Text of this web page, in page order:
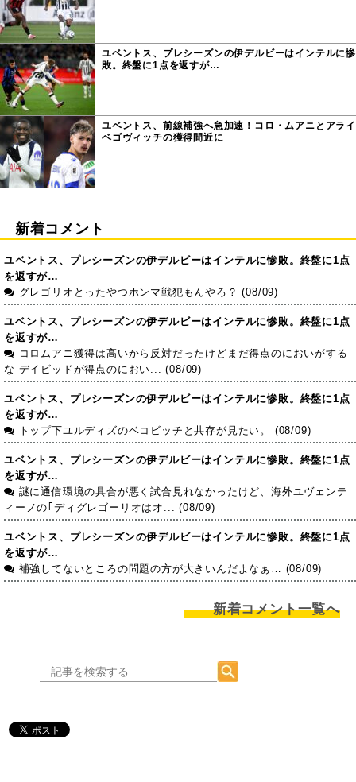
ユベントス、プレシーズンの伊デルビーはインテルに惨
敗。終盤に1点を返すが…
ユベントス、前線補強へ急加速！コロ・ムアニとアライ
ベゴヴィッチの獲得間近に
新着コメント
ユベントス、プレシーズンの伊デルビーはインテルに惨敗。終盤に1点
を返すが…
グレゴリオとったやつホンマ戦犯もんやろ？ (08/09)
ユベントス、プレシーズンの伊デルビーはインテルに惨敗。終盤に1点
を返すが…
コロムアニ獲得は高いから反対だったけどまだ得点のにおいがする
な デイビッドが得点のにおい... (08/09)
ユベントス、プレシーズンの伊デルビーはインテルに惨敗。終盤に1点
を返すが…
トップ下ユルディズのベコビッチと共存が見たい。 (08/09)
ユベントス、プレシーズンの伊デルビーはインテルに惨敗。終盤に1点
を返すが…
謎に通信環境の具合が悪く試合見れなかったけど、海外ユヴェンテ
ィーノの｢ディグレゴーリオはオ... (08/09)
ユベントス、プレシーズンの伊デルビーはインテルに惨敗。終盤に1点
を返すが…
補強してないところの問題の方が大きいんだよなぁ… (08/09)
新着コメント一覧へ